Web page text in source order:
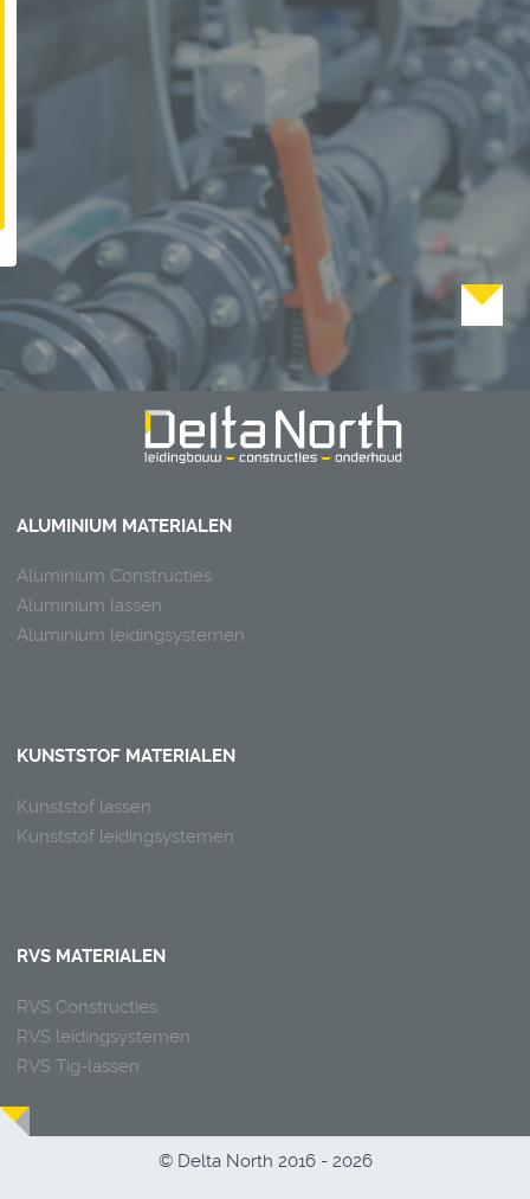
ALUMINIUM MATERIALEN
Aluminium Constructies
Aluminium lassen
Aluminium leidingsystemen
KUNSTSTOF MATERIALEN
Kunststof lassen
Kunststof leidingsystemen
RVS MATERIALEN
RVS Constructies
RVS leidingsystemen
RVS Tig-lassen
© Delta North 2016 - 2026